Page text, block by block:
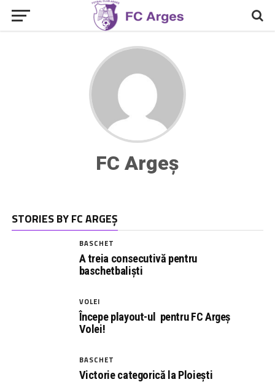
FC Argeș
STORIES BY FC ARGEȘ
BASCHET
A treia consecutivă pentru
baschetbaliști
VOLEI
Începe playout-ul pentru FC Argeș
Volei!
BASCHET
Victorie categorică la Ploiești